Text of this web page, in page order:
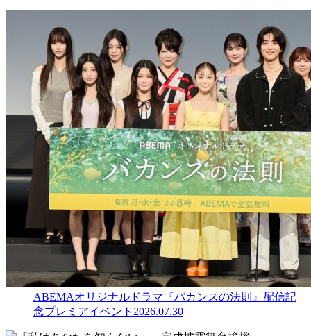
ABEMAオリジナルドラマ『バカンスの法則』配信記
念プレミアイベント 2026.07.30